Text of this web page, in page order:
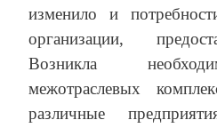
изменило и
организации,
Возникла
межотраслевых
различные